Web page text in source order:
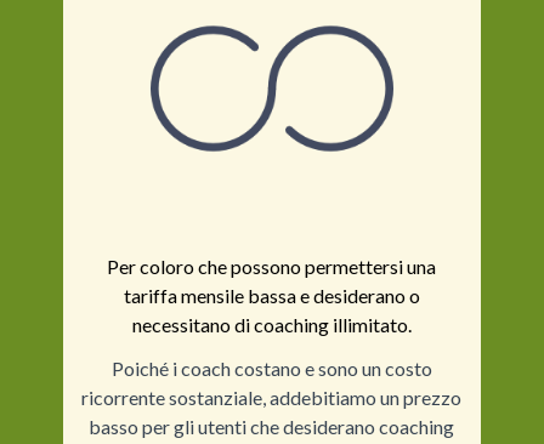
Per coloro che possono permettersi una
tariffa mensile bassa e desiderano o
necessitano di coaching illimitato.
Poiché i coach costano e sono un costo
ricorrente sostanziale, addebitiamo un prezzo
basso per gli utenti che desiderano coaching